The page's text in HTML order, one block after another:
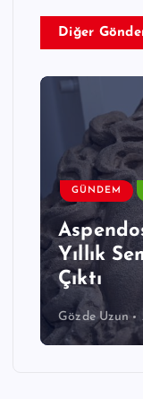
Diğer
GÜNDEM
Yıllık
Çıktı
Gözde Uzun